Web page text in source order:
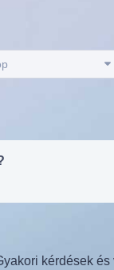
kérdések